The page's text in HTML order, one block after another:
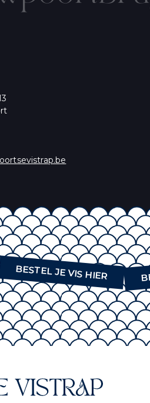
U krijgt een aantal
U kunt zich op elk
ons privacybeleid,
BESTEL JE VIS HIER